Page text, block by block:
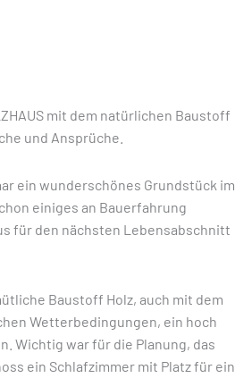
mit dem natürlichen Baustoff
und Ansprüche.
ein wunderschönes Grundstück im
einiges an Bauerfahrung
für den nächsten Lebensabschnitt
Baustoff Holz, auch mit dem
Wetterbedingungen, ein hoch
Wichtig war für die Planung, das
ein Schlafzimmer mit Platz für ein